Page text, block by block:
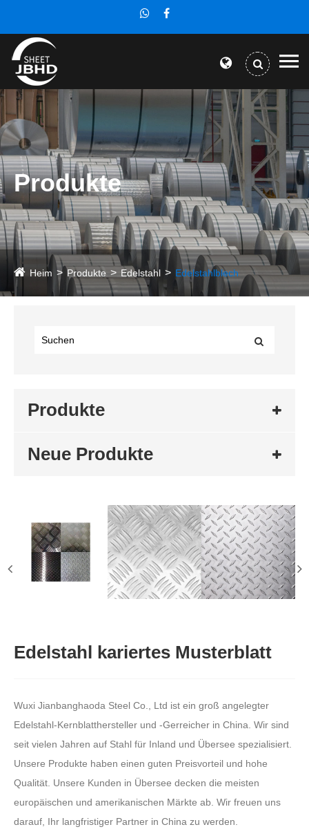
Produkte
Heim Produkte Edelstahl Edelstahlblech
Produkte
Neue Produkte
Edelstahl kariertes Musterblatt
Wuxi Jianbanghaoda Steel Co., Ltd ist ein groß angelegter
Edelstahl-Kernblatthersteller und -Gerreicher in China. Wir sind
seit vielen Jahren auf Stahl für Inland und Übersee spezialisiert.
Unsere Produkte haben einen guten Preisvorteil und hohe
Qualität. Unsere Kunden in Übersee decken die meisten
europäischen und amerikanischen Märkte ab. Wir freuen uns
darauf, Ihr langfristiger Partner in China zu werden.